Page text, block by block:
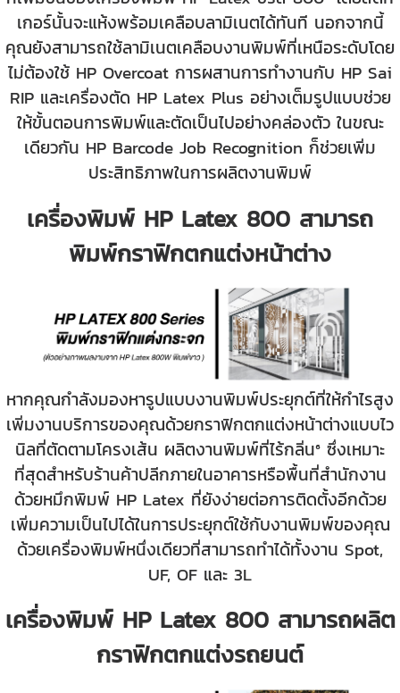
เกอร์นั้นจะแห้งพร้อมเคลือบลามิเนตได้ทันที นอกจากนี้
คุณยังสามารถใช้ลามิเนตเคลือบงานพิมพ์ที่เหนือระดับโดย
ไม่ต้องใช้ HP Overcoat การผสานการทำงานกับ HP Sai
RIP และเครื่องตัด HP Latex Plus อย่างเต็มรูปแบบช่วย
ให้ขั้นตอนการพิมพ์และตัดเป็นไปอย่างคล่องตัว ในขณะ
เดียวกัน HP Barcode Job Recognition ก็ช่วยเพิ่ม
ประสิทธิภาพในการผลิตงานพิมพ์
เครื่องพิมพ์ HP Latex 800 สามารถ
พิมพ์กราฟิกตกแต่งหน้าต่าง
หากคุณกำลังมองหารูปแบบงานพิมพ์ประยุกต์ที่ให้กำไรสูง
เพิ่มงานบริการของคุณด้วยกราฟิกตกแต่งหน้าต่างแบบไว
นิลที่ตัดตามโครงเส้น ผลิตงานพิมพ์ที่ไร้กลิ่น⁶ ซึ่งเหมาะ
ที่สุดสำหรับร้านค้าปลีกภายในอาคารหรือพื้นที่สำนักงาน
ด้วยหมึกพิมพ์ HP Latex ที่ยังง่ายต่อการติดตั้งอีกด้วย
เพิ่มความเป็นไปได้ในการประยุกต์ใช้กับงานพิมพ์ของคุณ
ด้วยเครื่องพิมพ์หนึ่งเดียวที่สามารถทำได้ทั้งงาน Spot,
UF, OF และ 3L
เครื่องพิมพ์ HP Latex 800 สามารถผลิต
กราฟิกตกแต่งรถยนต์